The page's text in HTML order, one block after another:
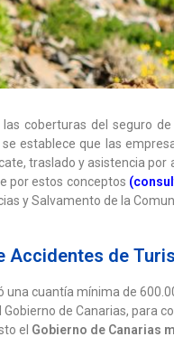
coberturas del seguro
se establece que las
traslado y asistencia
por estos conceptos (
y Salvamento de la
Accidentes de
una cuantía mínima de
de Canarias,
el Gobierno de Canarias